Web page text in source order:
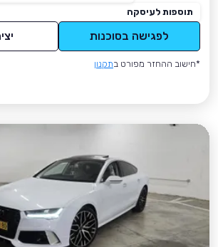
תוספות לעיסקה
לפגישה בסוכנות
*חישוב ההחזר מפורט בתקנון